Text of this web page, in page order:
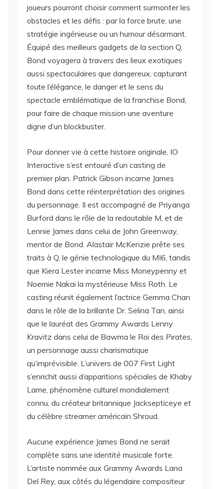
joueurs pourront choisir comment surmonter les
obstacles et les défis : par la force brute, une
stratégie ingénieuse ou un humour désarmant.
Équipé des meilleurs gadgets de la section Q,
Bond voyagera à travers des lieux exotiques
aussi spectaculaires que dangereux, capturant
toute l’élégance, le danger et le sens du
spectacle emblématique de la franchise Bond,
pour faire de chaque mission une aventure
digne d’un blockbuster.
Pour donner vie à cette histoire originale, IO
Interactive s’est entouré d’un casting de
premier plan. Patrick Gibson incarne James
Bond dans cette réinterprétation des origines
du personnage. Il est accompagné de Priyanga
Burford dans le rôle de la redoutable M, et de
Lennie James dans celui de John Greenway,
mentor de Bond. Alastair McKenzie prête ses
traits à Q, le génie technologique du MI6, tandis
que Kiera Lester incarne Miss Moneypenny et
Noemie Nakai la mystérieuse Miss Roth. Le
casting réunit également l’actrice Gemma Chan
dans le rôle de la brillante Dr. Selina Tan, ainsi
que le lauréat des Grammy Awards Lenny
Kravitz dans celui de Bawma le Roi des Pirates,
un personnage aussi charismatique
qu’imprévisible. L’univers de 007 First Light
s’enrichit aussi d’apparitions spéciales de Khaby
Lame, phénomène culturel mondialement
connu, du créateur britannique Jacksepticeye et
du célèbre streamer américain Shroud.
Aucune expérience James Bond ne serait
complète sans une identité musicale forte.
L’artiste nommée aux Grammy Awards Lana
Del Rey, aux côtés du légendaire compositeur